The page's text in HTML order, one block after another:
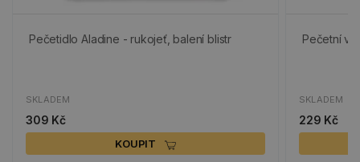
Pečetidlo Aladine - rukojeť, balení blistr
SKLADEM
309 Kč
KOUPIT
Pečetní
SKLADEM
229 Kč